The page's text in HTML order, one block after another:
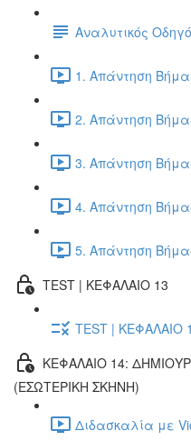
Αναλυτικός
1. Απάντηση
2. Απάντηση
3. Απάντηση
4. Απάντηση
5. Απάντηση
TEST | ΚΕΦΑΛΑΙΟ 13
TEST | ΚΕΦΑΛΑΙΟ
ΚΕΦΑΛΑΙΟ 14:
(ΕΣΩΤΕΡΙΚΗ ΣΚΗΝΗ)
Διδασκαλία με